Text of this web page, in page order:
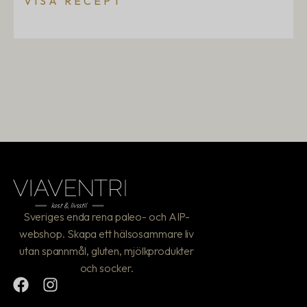
Sveriges enda rena paleo- och AIP-
webshop. Skapa ett hälsosammare liv
utan spannmål, gluten, mjölkprodukter
och socker.